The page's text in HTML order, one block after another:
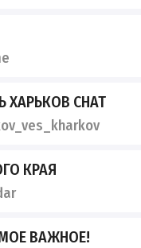
ХАРЬКОВ CHAT
КРАЯ
ВАЖНОЕ!